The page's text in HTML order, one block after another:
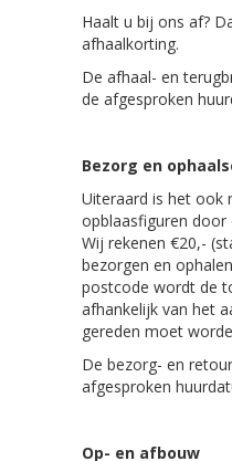
Haalt u bij ons af?
afhaalkorting.
De afhaal- en
de afgesproken
Bezorg en
Uiteraard is het ook
opblaasfiguren door
Wij rekenen €20,-
bezorgen en
postcode wordt de
afhankelijk van het
gereden moet
De bezorg- en
afgesproken
Op- en afbouw